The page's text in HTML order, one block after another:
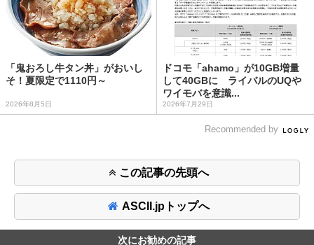
「鬼おろし牛タン丼」がおいし
そ！夏限定で1110円～
2026年8月5日
ドコモ「ahamo」が10GB増量
して40GBに ライバルのUQや
ワイモバを意識...
2026年7月29日
Recommended by
この記事の先頭へ
ASCII.jpトップへ
次にお勧めの記事